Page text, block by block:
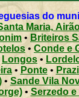
do
Maria,
• Briteiros
• Conde e
Longos •
• Ponte•
• Sande Vila
•Serzedo